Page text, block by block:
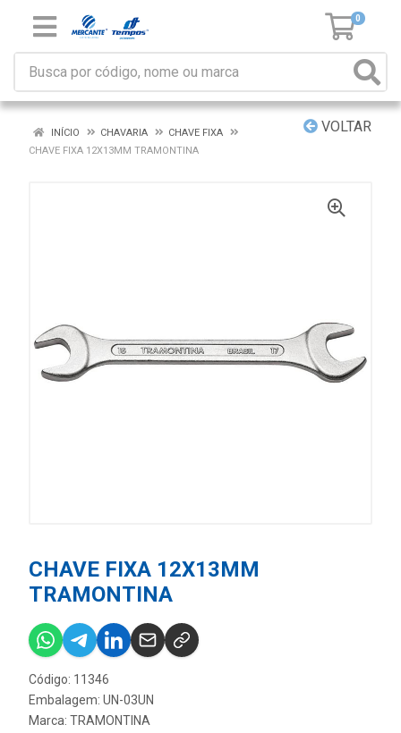
0
VOLTAR
INÍCIO CHAVARIA
CHAVE FIXA
CHAVE FIXA 12X13MM TRAMONTINA
CHAVE FIXA 12X13MM
TRAMONTINA
Código: 11346
Embalagem: UN-03UN
Marca: TRAMONTINA